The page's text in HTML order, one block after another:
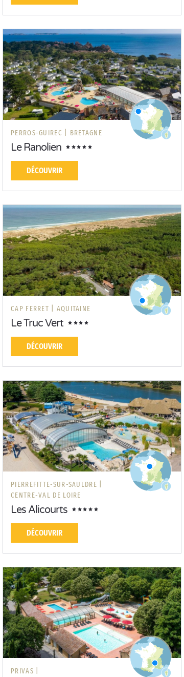
PERROS-GUIREC | BRETAGNE
Le Ranolien
DÉCOUVRIR
CAP FERRET | AQUITAINE
Le Truc Vert
DÉCOUVRIR
PIERREFITTE-SUR-SAULDRE |
CENTRE-VAL DE LOIRE
Les Alicourts
DÉCOUVRIR
PRIVAS |